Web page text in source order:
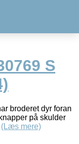
S
broderet dyr foran
på skulder
(Læs mere)